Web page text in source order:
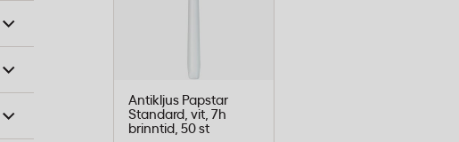
Antikljus Papstar
Standard, vit, 7h
brinntid, 50 st